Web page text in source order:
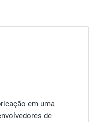
em uma
de